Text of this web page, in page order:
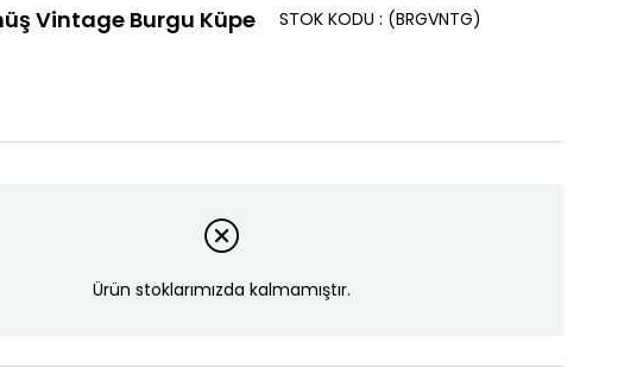
Vintage Burgu Küpe (BRGVNTG)
STOK KODU
Ürün stoklarımızda kalmamıştır.